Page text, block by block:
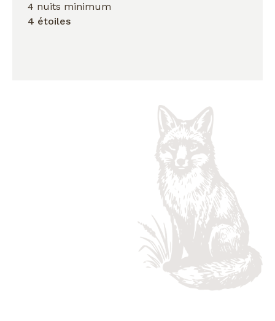
4 nuits minimum
4 étoiles